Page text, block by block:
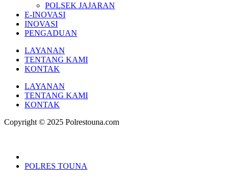
POLSEK JAJARAN
E-INOVASI
INOVASI
PENGADUAN
LAYANAN
TENTANG KAMI
KONTAK
LAYANAN
TENTANG KAMI
KONTAK
Copyright © 2025 Polrestouna.com
POLRES TOUNA